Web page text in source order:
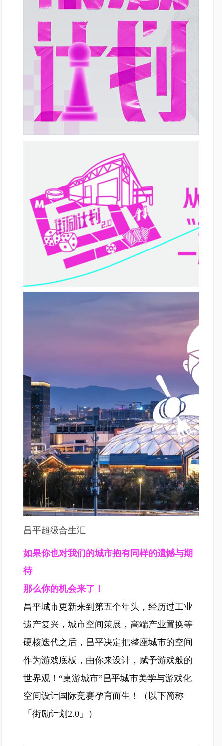
昌平超级合生汇
如果你也对我们的城市抱有同样的遗憾与期
待
那么你的机会来了！
昌平城市更新来到第五个年头，经历过工业
遗产复兴，城市空间策展，高端产业置换等
硬核迭代之后，昌平决定把整座城市的空间
作为游戏底板，由你来设计，赋予游戏般的
世界观！“桌游城市”昌平城市美学与游戏化
空间设计国际竞赛孕育而生！（以下简称
「街励计划2.0」）